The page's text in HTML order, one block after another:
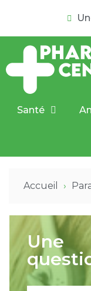
Santé
Accueil
Une